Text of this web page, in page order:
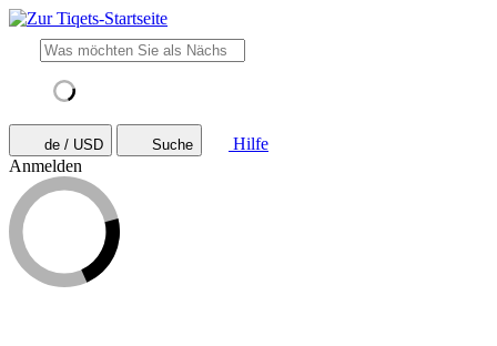
de / USD Suche
Hilfe
Anmelden